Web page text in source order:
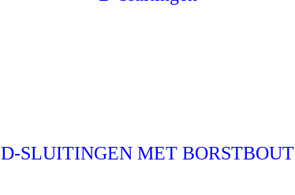
D-SLUITINGEN MET BORSTBOUT